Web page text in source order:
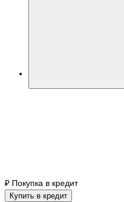
₽ Покупка в кредит
Купить в кредит